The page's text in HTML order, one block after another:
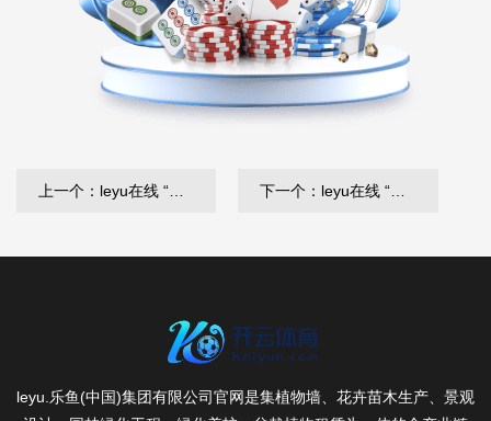
leyu.乐鱼(中国)集团有限公司官网是集植物墙、花卉苗木生产、景观